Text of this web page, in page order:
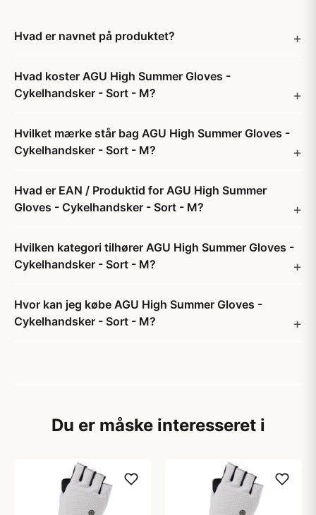
Hvad er navnet på produktet?
Hvad koster AGU High Summer Gloves -
Cykelhandsker - Sort - M?
Hvilket mærke står bag AGU High Summer Gloves -
Cykelhandsker - Sort - M?
Hvad er EAN / Produktid for AGU High Summer
Gloves - Cykelhandsker - Sort - M?
Hvilken kategori tilhører AGU High Summer Gloves -
Cykelhandsker - Sort - M?
Hvor kan jeg købe AGU High Summer Gloves -
Cykelhandsker - Sort - M?
Du er måske interesseret i